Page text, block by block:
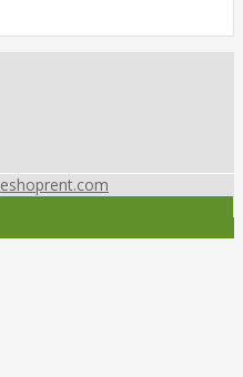
eshoprent.com